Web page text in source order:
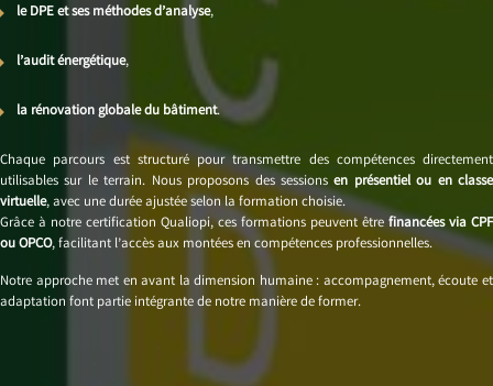
le DPE et ses méthodes d’analyse,
l’audit énergétique,
la rénovation globale du bâtiment.
Chaque parcours est structuré pour transmettre des compétences directement
utilisables sur le terrain. Nous proposons des sessionsen présentiel ou en classe
virtuelle, avec une durée ajustée selon la formation choisie.
Grâce à notre certification Qualiopi, ces formations peuvent êtrefinancées via CPF
ou OPCO, facilitant l’accès aux montées en compétences professionnelles.
Notre approche met en avant la dimension humaine : accompagnement, écoute et
adaptation font partie intégrante de notre manière de former.